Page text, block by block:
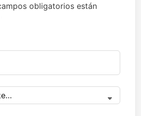
obligatorios están